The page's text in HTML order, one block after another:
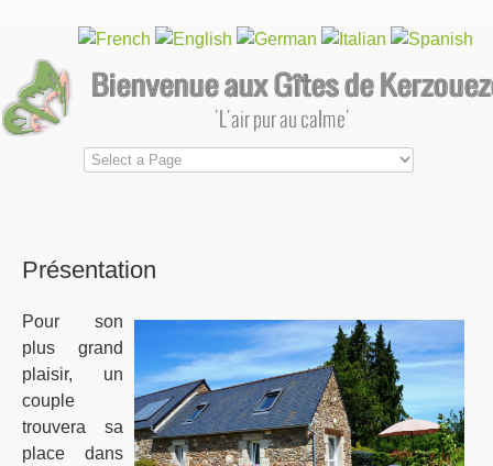
Présentation
Pour son
plus grand
plaisir, un
couple
trouvera sa
place dans